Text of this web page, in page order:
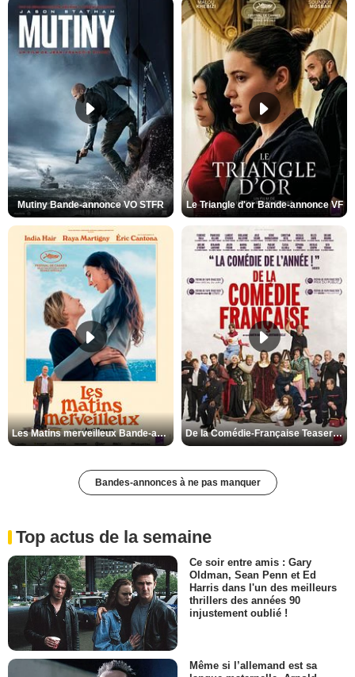
Mutiny Bande-annonce VO STFR Le Triangle d'or Bande-annonce VF
Les Matins merveilleux Bande-annonce VF De la Comédie-Française Teaser VF
Bandes-annonces à ne pas manquer
Top actus de la semaine
Ce soir entre amis : Gary
Oldman, Sean Penn et Ed
Harris dans l'un des meilleurs
thrillers des années 90
injustement oublié !
Même si l’allemand est sa